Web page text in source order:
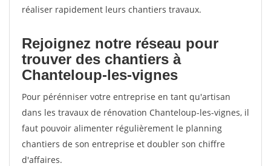
réaliser rapidement leurs chantiers travaux.
Rejoignez notre réseau pour
trouver des chantiers à
Chanteloup-les-vignes
Pour pérénniser votre entreprise en tant qu'artisan
dans les travaux de rénovation Chanteloup-les-vignes, il
faut pouvoir alimenter régulièrement le planning
chantiers de son entreprise et doubler son chiffre
d'affaires.